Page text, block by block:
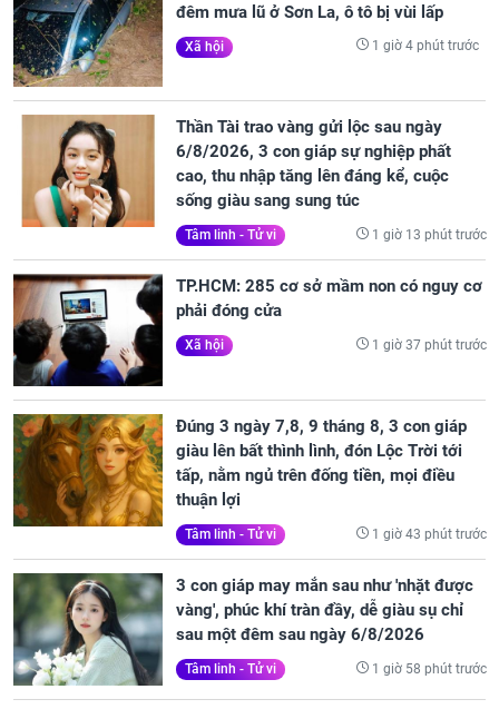
đêm mưa lũ ở Sơn La, ô tô bị vùi lấp
Xã hội 1 giờ 4 phút trước
Thần Tài trao vàng gửi lộc sau ngày
6/8/2026, 3 con giáp sự nghiệp phất
cao, thu nhập tăng lên đáng kể, cuộc
sống giàu sang sung túc
Tâm linh - Tử vi 1 giờ 13 phút trước
TP.HCM: 285 cơ sở mầm non có nguy cơ
phải đóng cửa
Xã hội 1 giờ 37 phút trước
Đúng 3 ngày 7,8, 9 tháng 8, 3 con giáp
giàu lên bất thình lình, đón Lộc Trời tới
tấp, nằm ngủ trên đống tiền, mọi điều
thuận lợi
Tâm linh - Tử vi 1 giờ 43 phút trước
3 con giáp may mắn sau như 'nhặt được
vàng', phúc khí tràn đầy, dễ giàu sụ chỉ
sau một đêm sau ngày 6/8/2026
Tâm linh - Tử vi 1 giờ 58 phút trước